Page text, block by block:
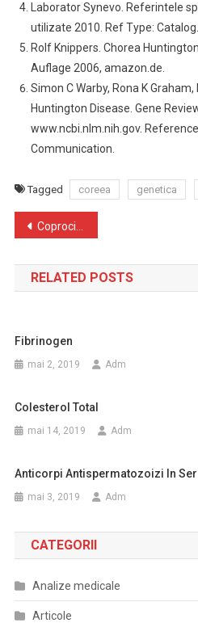
Laborator Synevo. Referintele
utilizate 2010. Ref Type: Catalog.
Rolf Knippers. Chorea
Auflage 2006, amazon.de.
Simon C Warby, Rona K Graham,
Huntington Disease. Gene
www.ncbi.nlm.nih.gov.
Communication.
Tagged coreea genetica
Navigare
în
articole
Coprocitograma
RELATED POSTS
Fibrinogen
mai 2, 2019 Adm
Colesterol Total
mai 14, 2019 Adm
Anticorpi Antispermatozoizi In Ser
mai 3, 2019 Adm
CATEGORII
Analize medicale
Articole